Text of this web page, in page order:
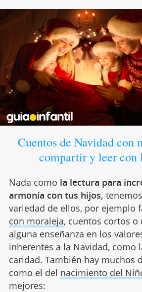
Cuentos de Navidad con
compartir y leer con
Nada como la lectura para
armonía con tus hijos,
variedad de ellos, por ejemplo
con moraleja, cuentos cortos o
alguna enseñanza en los
inherentes a la Navidad, como
caridad. También hay muchos
como el del nacimiento del
mejores: